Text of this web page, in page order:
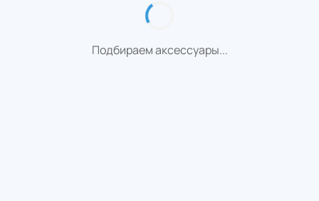
Подбираем аксессуары...